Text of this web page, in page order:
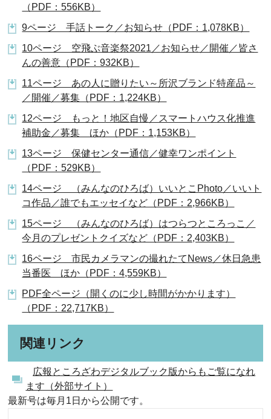
（PDF：556KB）
9ページ 手話トーク／お知らせ（PDF：1,078KB）
10ページ 空飛ぶ音楽祭2021／お知らせ／開催／皆さ
んの善意（PDF：932KB）
11ページ あの人に贈りたい～所沢ブランド特産品～
／開催／募集（PDF：1,224KB）
12ページ もっと！地区自慢／スマートハウス化推進
補助金／募集 ほか（PDF：1,153KB）
13ページ 保健センター通信／健幸ワンポイント
（PDF：529KB）
14ページ （みんなのひろば）いいとこPhoto／いいト
コ作品／誰でもエッセイなど（PDF：2,966KB）
15ページ （みんなのひろば）はつらつところっこ／
今月のプレゼントクイズなど（PDF：2,403KB）
16ページ 市民カメラマンの撮れたてNews／休日急患
当番医 ほか（PDF：4,559KB）
PDF全ページ（開くのに少し時間がかかります）
（PDF：22,717KB）
関連リンク
広報ところざわデジタルブック版からもご覧になれ
ます（外部サイト）
最新号は毎月1日から公開です。